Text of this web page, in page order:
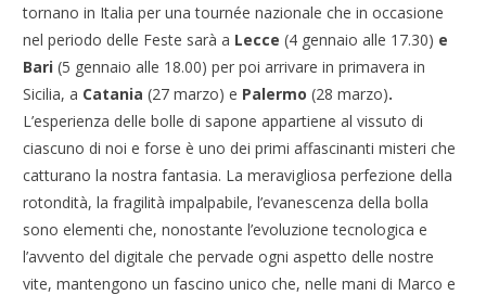
tornano in Italia per una tournée nazionale che in occasione
nel periodo delle Feste sarà a Lecce (4 gennaio alle 17.30) e
Bari(5 gennaio alle 18.00) per poi arrivare in primavera in
Sicilia, a Catania(27 marzo) e Palermo(28 marzo).
L’esperienza delle bolle di sapone appartiene al vissuto di
ciascuno di noi e forse è uno dei primi affascinanti misteri che
catturano la nostra fantasia. La meravigliosa perfezione della
rotondità, la fragilità impalpabile, l’evanescenza della bolla
sono elementi che, nonostante l’evoluzione tecnologica e
l’avvento del digitale che pervade ogni aspetto delle nostre
vite, mantengono un fascino unico che, nelle mani di Marco e